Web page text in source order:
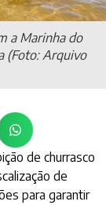
a Marinha do
(Foto: Arquivo
de churrasco
de
para garantir